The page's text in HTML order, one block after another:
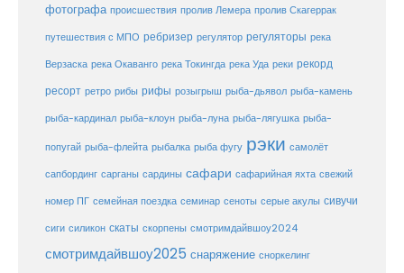
фотографа происшествия пролив Лемера пролив Скагеррак
путешествия с МПО ребризер регулятор регуляторы река
Верзаска река Окаванго река Токингда река Уда реки рекорд
ресорт ретро рибы рифы розыгрыш рыба-дьявол рыба-камень
рыба-кардинал рыба-клоун рыба-луна рыба-лягушка рыба-
попугай рыба-флейта рыбалка рыба фугу рэки самолёт
сапбординг сарганы сардины сафари сафарийная яхта свежий
номер ПГ семейная поездка семинар сеноты серые акулы сивучи
сиги силикон скаты скорпены смотримдайвшоу2024
смотримдайвшоу2025 снаряжение сноркелинг